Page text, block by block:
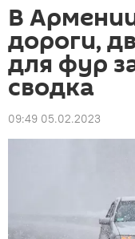
В
дороги,
для фур
сводка
09:49 05.02.2023